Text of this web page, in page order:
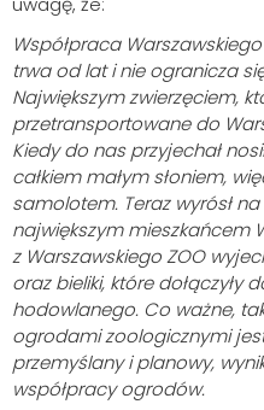
Współpraca
trwa od lat i nie ogranicza
Największym zwierzęciem,
przetransportowane do
Kiedy do nas przyjechał
całkiem małym słoniem,
samolotem. Teraz wyrósł
największym mieszkańcem
z Warszawskiego ZOO
oraz bieliki, które dołączyły
hodowlanego. Co ważne,
ogrodami zoologicznymi
przemyślany i planowy,
współpracy ogrodów.